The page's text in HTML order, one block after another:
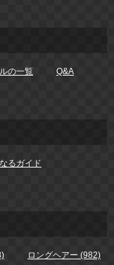
の一覧 Q&A
るガイド
ロングヘアー (982)